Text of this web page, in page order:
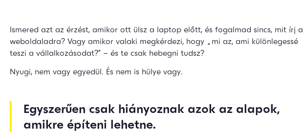
Ismered azt az érzést, amikor ott ülsz a laptop előtt, és fogalmad sincs, mit írj a
weboldaladra? Vagy amikor valaki megkérdezi, hogy „mi az, ami különlegessé
teszi a vállalkozásodat?” – és te csak hebegni tudsz?
Nyugi, nem vagy egyedül. És nem is hülye vagy.
Egyszerűen csak hiányoznak azok az alapok,
amikre építeni lehetne.